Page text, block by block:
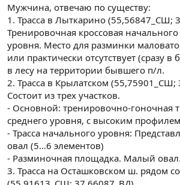
Мужчина, отвечаю по существу:
1. Трасса в Лыткарино (55,56847_СШ;
Тренировочная кроссовая
уровня. Место для разминки
или практически отсутствует (сразу в
в лесу на территории бывшего п/л.
2. Трасса в Крылатском (55,75901_СШ;
Состоит из трех участков.
- Основной: тренировочно-гоночная
среднего уровня, с высоким
- Трасса начального уровня:
овал (5…6 элементов)
- Разминочная площадка. Малый овал.
3. Трасса на Осташковском ш. рядом